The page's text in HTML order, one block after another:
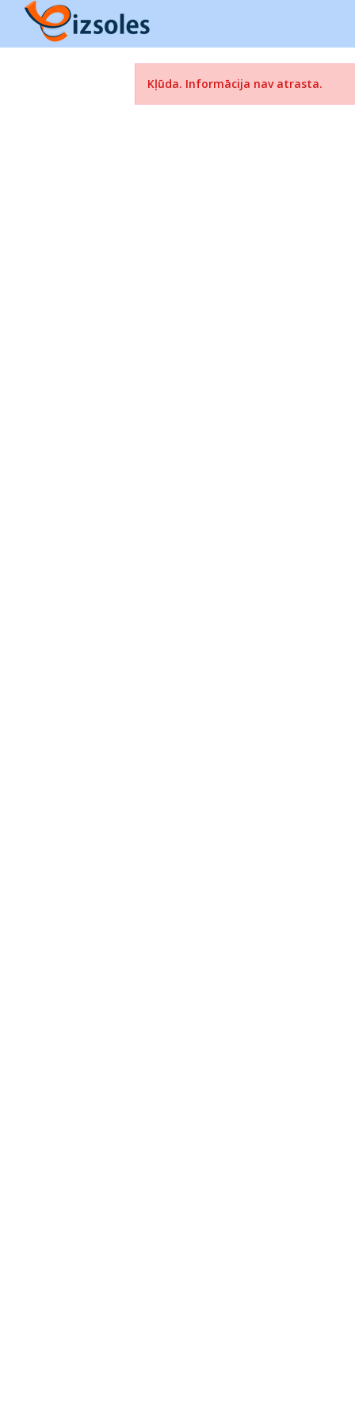
Kļūda. Informācija nav atrasta.